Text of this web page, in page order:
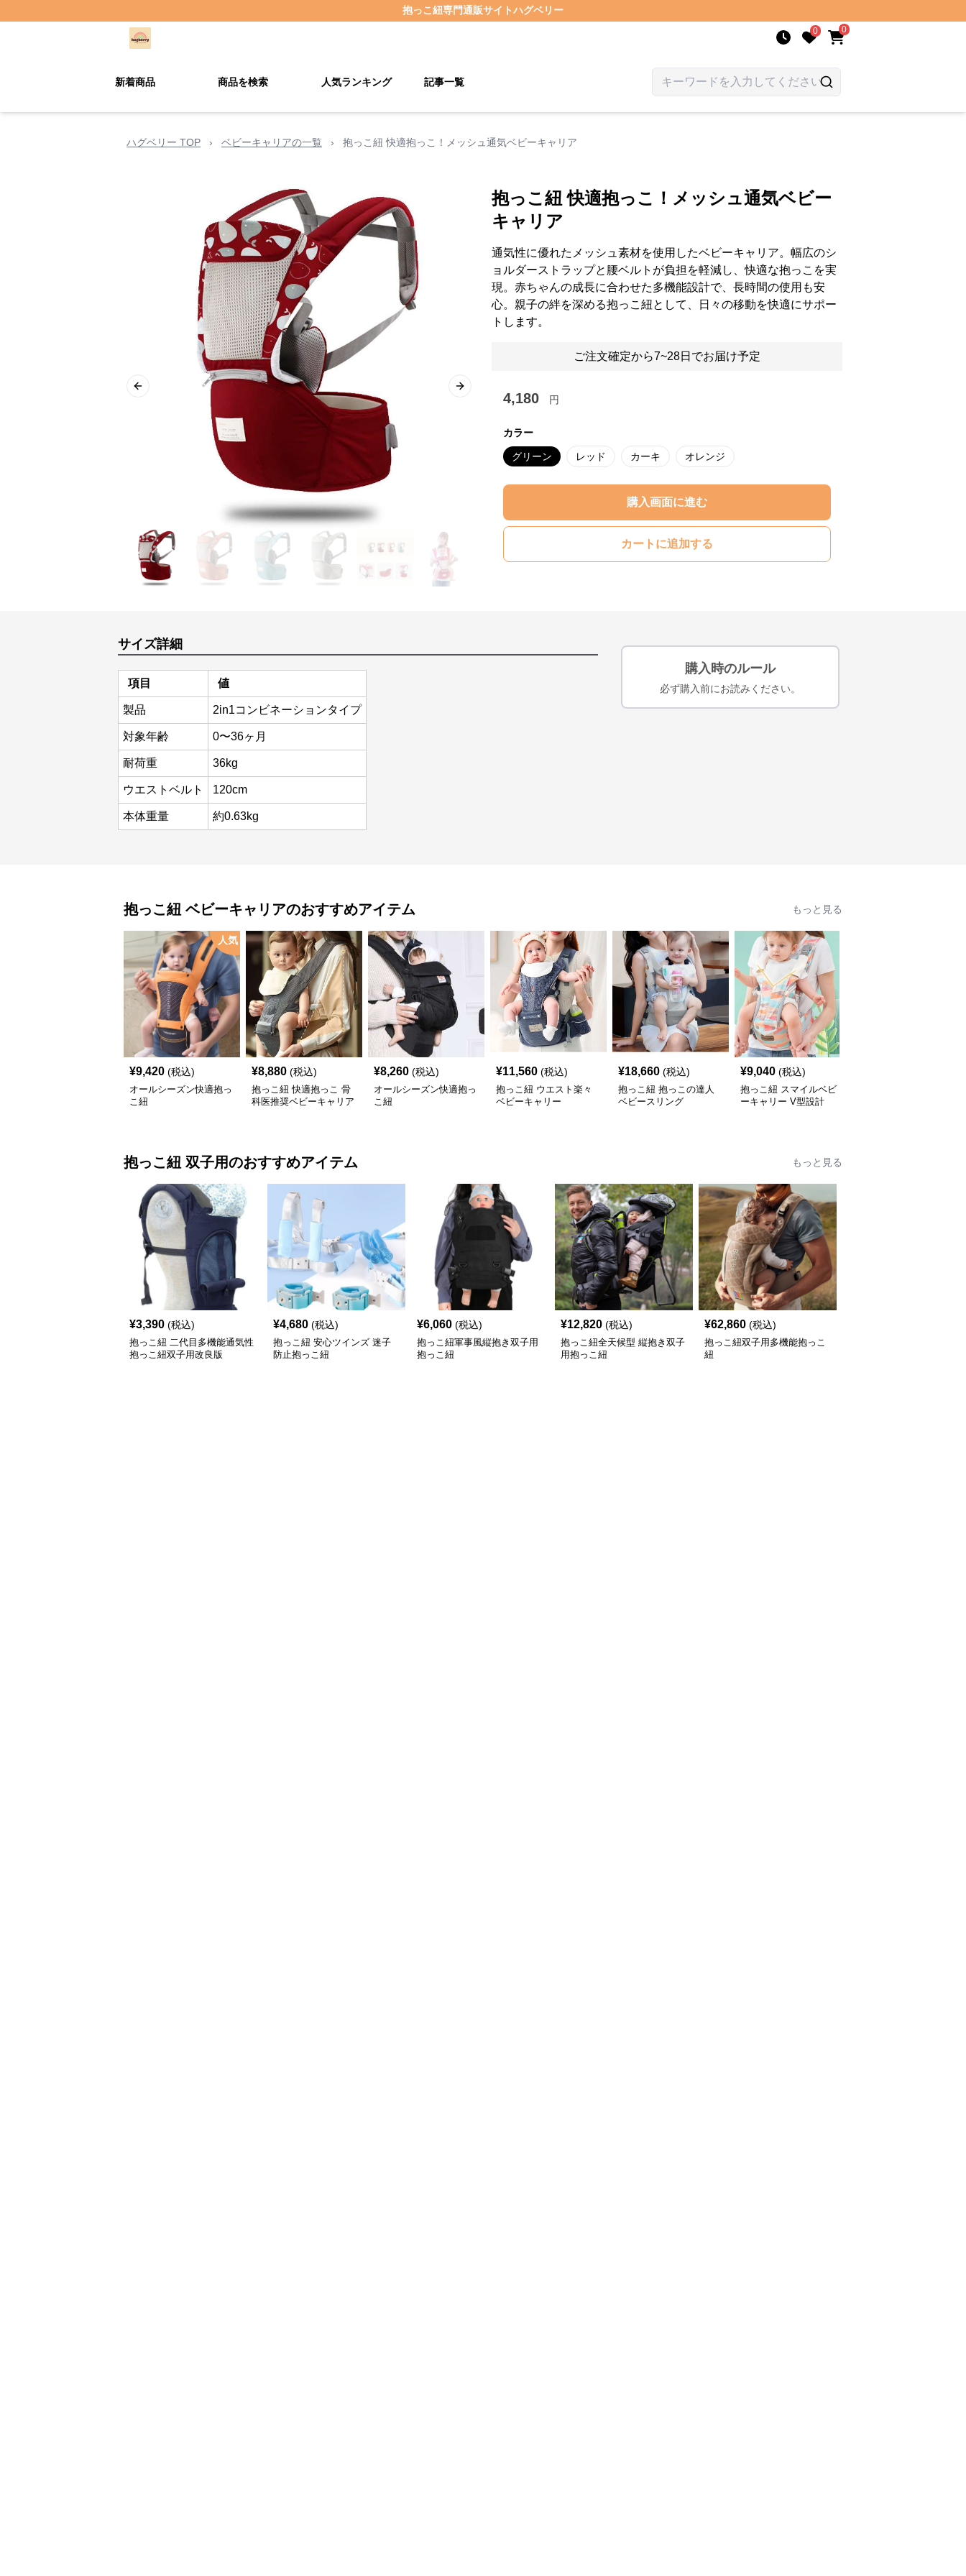
抱っこ紐専門通販サイトハグベリー
0 0
新着商品 商品を検索 人気ランキング 記事一覧
ハグベリー TOP › ベビーキャリアの一覧 › 抱っこ紐 快適抱っこ！メッシュ通気ベビーキャリア
Previous slide Next slide
抱っこ紐 快適抱っこ！メッシュ通気ベビー
キャリア
通気性に優れたメッシュ素材を使用したベビーキャリア。幅広のシ
ョルダーストラップと腰ベルトが負担を軽減し、快適な抱っこを実
現。赤ちゃんの成長に合わせた多機能設計で、長時間の使用も安
心。親子の絆を深める抱っこ紐として、日々の移動を快適にサポー
トします。
ご注文確定から7~28日でお届け予定
4,180 円
カラー
グリーン レッド カーキ オレンジ
購入画面に進む
カートに追加する
サイズ詳細
項目 値
製品 2in1コンビネーションタイプ
対象年齢 0〜36ヶ月
耐荷重 36kg
ウエストベルト 120cm
本体重量 約0.63kg
購入時のルール
必ず購入前にお読みください。
抱っこ紐 ベビーキャリアのおすすめアイテム もっと見る
人気
¥9,420 (税込)
オールシーズン快適抱っ
こ紐
¥8,880 (税込)
抱っこ紐 快適抱っこ 骨
科医推奨ベビーキャリア
¥8,260 (税込)
オールシーズン快適抱っ
こ紐
¥11,560 (税込)
抱っこ紐 ウエスト楽々
ベビーキャリー
¥18,660 (税込)
抱っこ紐 抱っこの達人
ベビースリング
¥9,040 (税込)
抱っこ紐 スマイルベビ
ーキャリー V型設計
抱っこ紐 双子用のおすすめアイテム もっと見る
¥3,390 (税込)
抱っこ紐 二代目多機能通気性
抱っこ紐双子用改良版
¥4,680 (税込)
抱っこ紐 安心ツインズ 迷子
防止抱っこ紐
¥6,060 (税込)
抱っこ紐軍事風縦抱き双子用
抱っこ紐
¥12,820 (税込)
抱っこ紐全天候型 縦抱き双子
用抱っこ紐
¥62,860 (税込)
抱っこ紐双子用多機能抱っこ
紐